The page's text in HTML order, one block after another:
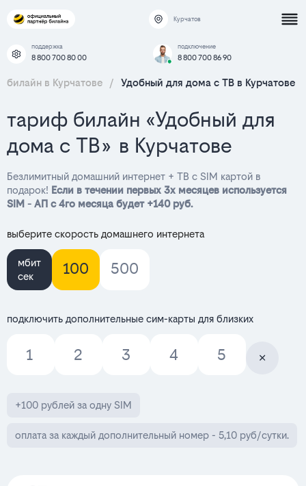
Курчатов
поддержка
8 800 700 80 00
подключение
8 800 700 86 90
билайн в Курчатове / Удобный для дома с ТВ в Курчатове
тариф билайн «Удобный для
дома с ТВ» в Курчатове
Безлимитный домашний интернет + ТВ с SIM картой в
подарок! Если в течении первых 3х месяцев используется
SIM - АП с 4го месяца будет +140 руб.
выберите скорость домашнего интернета
мбит
сек
100 500
подключить дополнительные сим-карты для близких
1 2 3 4 5
+100 рублей за одну SIM
оплата за каждый дополнительный номер - 5,10 руб/сутки.